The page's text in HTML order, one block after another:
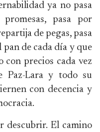
ya no pasa
pasa por
de pegas, pasa
de cada día y que
con precios cada vez
Paz-Lara y todo su
con decencia y
descubrir. El camino